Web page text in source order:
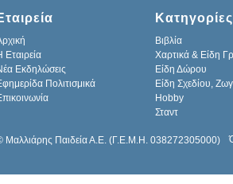
Εταιρεία
Εκδηλώσεις
Πολιτισμικά
Κατηγορίες
Βιβλία
Χαρτικά & Είδη
Είδη Δώρου
Είδη Σχεδίου,
Hobby
Σταντ
Μαλλιάρης Παιδεία Α.Ε. (Γ.Ε.Μ.Η. 038272305000)